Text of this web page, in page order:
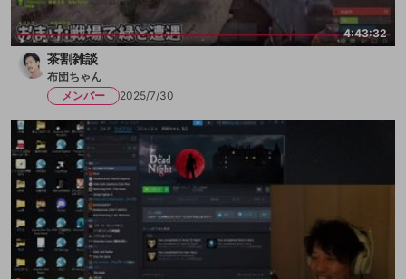
4:43:32
茶割雑談
布団ちゃん
メンバー
2025/7/30